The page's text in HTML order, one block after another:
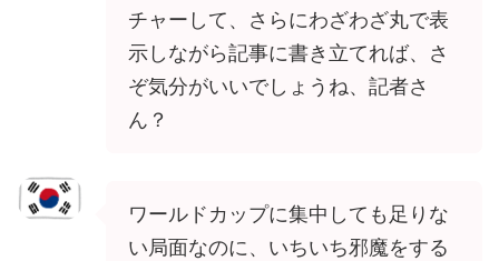
チャーして、さらにわざわざ丸で表
示しながら記事に書き立てれば、さ
ぞ気分がいいでしょうね、記者さ
ん？
ワールドカップに集中しても足りな
い局面なのに、いちいち邪魔をする